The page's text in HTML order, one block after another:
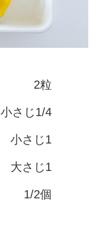
2粒
小さじ1/4
小さじ1
大さじ1
1/2個